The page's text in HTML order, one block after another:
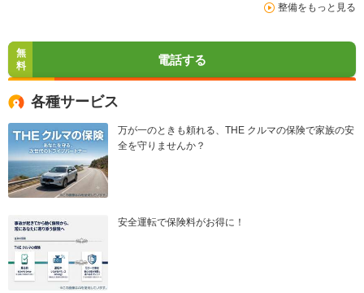
整備をもっと見る
無
料
電話する
各種サービス
万が一のときも頼れる、THE クルマの保険で家族の安
全を守りませんか？
安全運転で保険料がお得に！